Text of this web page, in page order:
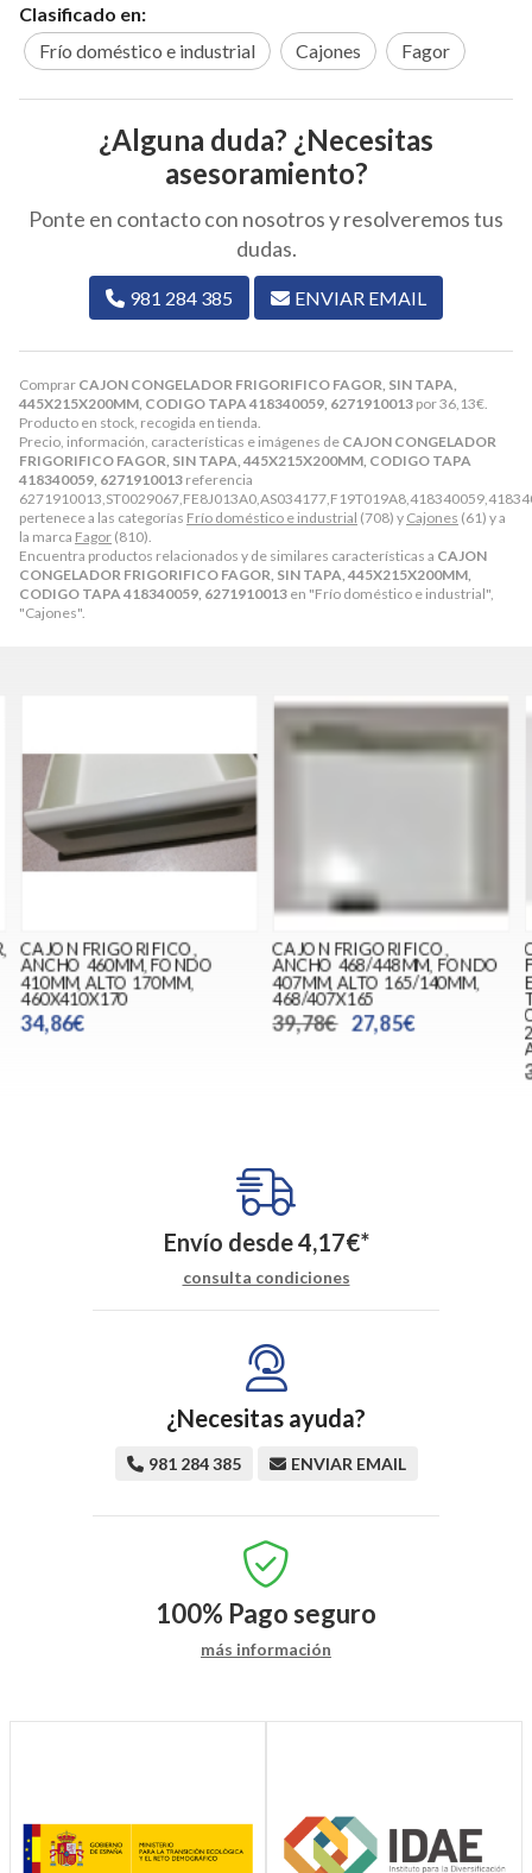
Comprar CAJON CONGELADOR FRIGORIFICO FAGOR, SIN TAPA,
445X215X200MM, CODIGO TAPA 418340059, 6271910013 por36,13€
Producto en stock, recogida en tienda.
Precio, información, características e imágenes de CAJON CONGELADOR
FRIGORIFICO FAGOR, SIN TAPA, 445X215X200MM, CODIGO TAPA
418340059, 6271910013 referencia
pertenece a las categorías Frío doméstico e industrial (708) y Cajones (61) y a
la marca Fagor (810).
Encuentra productos relacionados y de similares características a CAJON
CONGELADOR FRIGORIFICO FAGOR, SIN TAPA, 445X215X200MM,
CODIGO TAPA 418340059, 6271910013 en "Frío doméstico e industrial",
"Cajones".
Clasificado en:
Frío doméstico e industrial
Cajones Fagor
¿Alguna duda? ¿Necesitas
asesoramiento?
Ponte en contacto con nosotros y resolveremos tus
dudas.
981 284 385 ENVIAR EMAIL
CAJON FRIGORIFICO,
ANCHO 460MM, FONDO
410MM, ALTO 170MM,
460X410X170
34,86€
CAJON FRIGORIFICO,
ANCHO 468/448MM, FONDO
407MM, ALTO 165/140MM,
468/407X165
39,78€ 27,85€
Envío desde4,17€*
consulta condiciones
¿Necesitas ayuda?
981 284 385 ENVIAR EMAIL
100% Pago seguro
más información